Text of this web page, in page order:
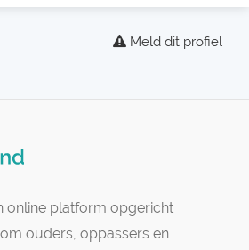
Meld dit profiel
online platform opgericht
ouders, oppassers en